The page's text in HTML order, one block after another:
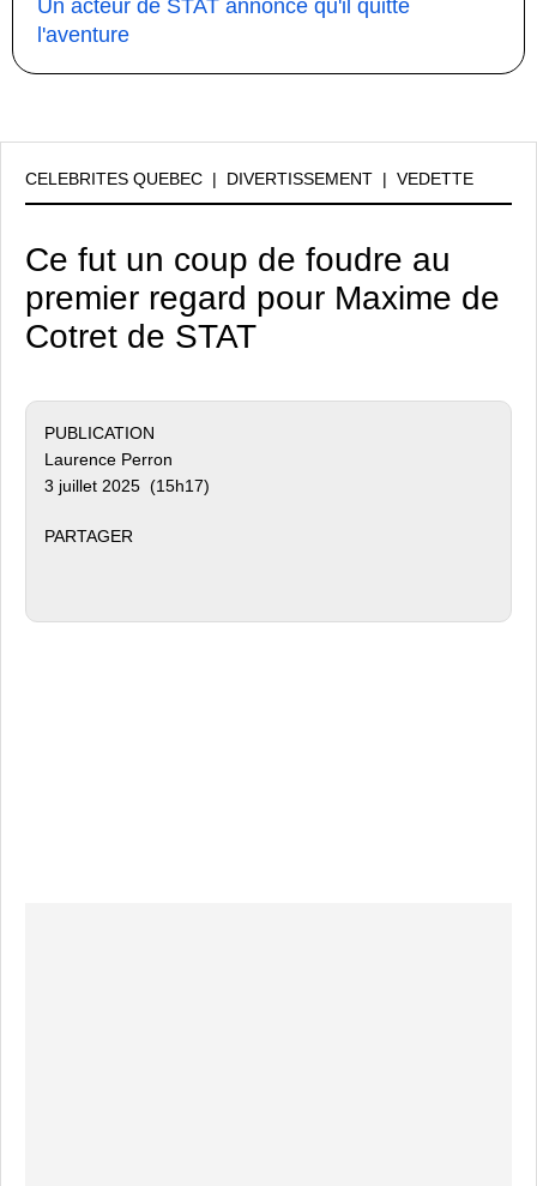
Un acteur de STAT annonce qu'il quitte
l'aventure
CELEBRITES QUEBEC | DIVERTISSEMENT | VEDETTE
Ce fut un coup de foudre au
premier regard pour Maxime de
Cotret de STAT
PUBLICATION
Laurence Perron
3 juillet 2025 (15h17)
PARTAGER